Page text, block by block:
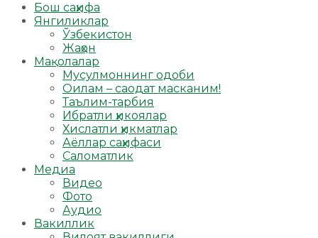
Бош саҳифа
Янгиликлар
Ўзбекистон
Жаҳон
Мақолалар
Мусулмоннинг одоби
Оилам – саодат масканим!
Таълим-тарбия
Ибратли ҳикоялар
Хислатли ҳикматлар
Аёллар саҳифаси
Саломатлик
Медиа
Видео
Фото
Аудио
Вакиллик